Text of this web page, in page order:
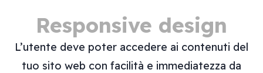
Responsive design
L’utente deve poter accedere ai contenuti del
tuo sito web con facilità e immediatezza da